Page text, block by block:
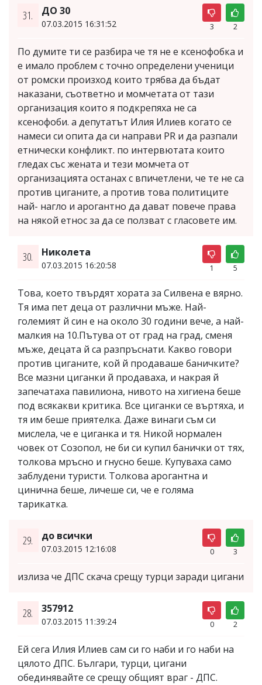
31. ДО 30
07.03.2015 16:31:52 3 2
По думите ти се разбира че тя не е ксенофобка и
е имало проблем с точно определени ученици
от ромски произход които трябва да бъдат
наказани, съответно и момчетата от тази
организация които я подкрепяха не са
ксенофоби. а депутатът Илия Илиев когато се
намеси си опита да си направи PR и да разпали
етнически конфликт. по интервютата които
гледах със жената и тези момчета от
организацията останах с впичетлени, че те не са
против циганите, а против това политиците
най- нагло и арогантно да дават повече права
на някой етнос за да се ползват с гласовете им.
30. Николета
07.03.2015 16:20:58 1 5
Това, което твърдят хората за Силвена е вярно.
Тя има пет деца от различни мъже. Най-
големият й син е на около 30 години вече, а най-
малкия на 10.Пътува от от град на град, сменя
мъже, децата й са разпръснати. Какво говори
против циганите, кой й продаваше баничките?
Все мазни циганки й продаваха, и накрая й
запечатаха павилиона, нивото на хигиена беше
под всякакви критика. Все циганки се въртяха, и
тя им беше приятелка. Даже винаги съм си
мислела, че е циганка и тя. Никой нормален
човек от Созопол, не би си купил банички от тях,
толкова мръсно и гнусно беше. Купуваха само
заблудени туристи. Толкова арогантна и
цинична беше, личеше си, че е голяма
тарикатка.
29. до всички
07.03.2015 12:16:08 0 3
излиза че ДПС скача срещу турци заради цигани
28. 357912
07.03.2015 11:39:24 0 2
Ей сега Илия Илиев сам си го наби и го наби на
цялото ДПС. Българи, турци, цигани
обединявайте се срещу общият враг - ДПС.